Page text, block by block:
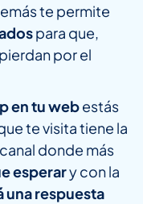
te permite
para que,
por el
en tu webestás
te visita tiene la
donde más
esperarycon la
una respuesta